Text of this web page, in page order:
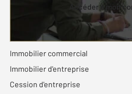
Accéder à mon
Fonds de commerce
Immobilier commercial
Immobilier d'entreprise
Cession d'entreprise